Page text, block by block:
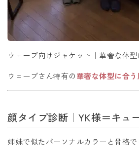
ウェーブ向けジャケット｜華奢な体
ウェーブさん特有の華奢な体型に合う
顔タイプ診断｜YK様＝キュ
姉妹で似たパーソナルカラーと骨格で